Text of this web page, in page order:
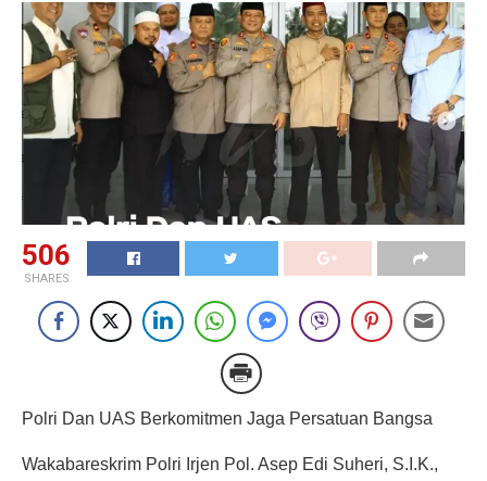
506
SHARES
Polri Dan UAS Berkomitmen Jaga Persatuan Bangsa
Wakabareskrim Polri Irjen Pol. Asep Edi Suheri, S.I.K.,